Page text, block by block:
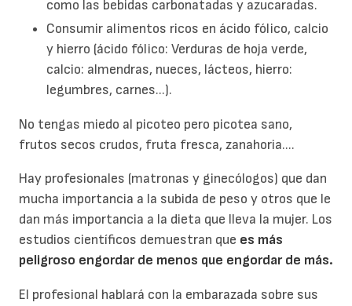
como las bebidas carbonatadas y azucaradas.
Consumir alimentos ricos en ácido fólico, calcio
y hierro (ácido fólico: Verduras de hoja verde,
calcio: almendras, nueces, lácteos, hierro:
legumbres, carnes...).
No tengas miedo al picoteo pero picotea sano,
frutos secos crudos, fruta fresca, zanahoria....
Hay profesionales (matronas y ginecólogos) que dan
mucha importancia a la subida de peso y otros que le
dan más importancia a la dieta que lleva la mujer. Los
estudios científicos demuestran que es más
peligroso engordar de menos que engordar de más.
El profesional hablará con la embarazada sobre sus